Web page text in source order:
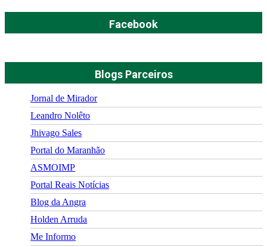
Facebook
Blogs Parceiros
Jornal de Mirador
Leandro Nolêto
Jhivago Sales
Portal do Maranhão
ASMOIMP
Portal Reais Notí­cias
Blog da Angra
Holden Arruda
Me Informo